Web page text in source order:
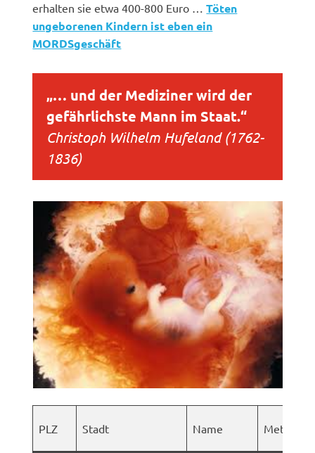
erhalten sie etwa 400-800 Euro … Töten
ungeborenen Kindern ist eben ein
MORDSgeschäft
„… und der Mediziner wird der
gefährlichste Mann im Staat.“
Christoph Wilhelm Hufeland (1762-
1836)
PLZ Stadt Name Methode